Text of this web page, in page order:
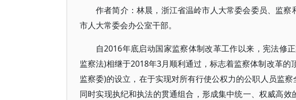
作者简介：林晨，浙江省温岭市人大常委会委员、监
市人大常委会办公室干部。
自2016年底启动国家监察体制改革工作以来，宪法修
监察法)相继于2018年3月顺利通过，标志着监察体制改革
监察委)的设立，在于实现对所有行使公权力的公职人员监
同时实现执纪和执法的贯通组合，形成集中统一、权威高